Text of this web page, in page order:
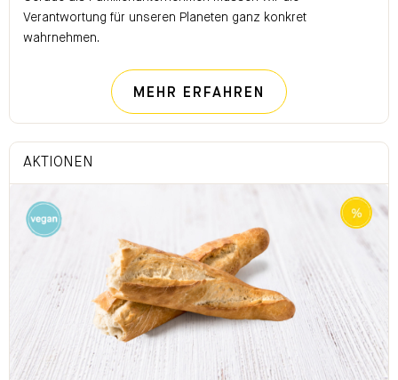
Verantwortung für unseren Planeten ganz konkret
wahrnehmen.
MEHR ERFAHREN NACHHALTIG
AKTIONEN